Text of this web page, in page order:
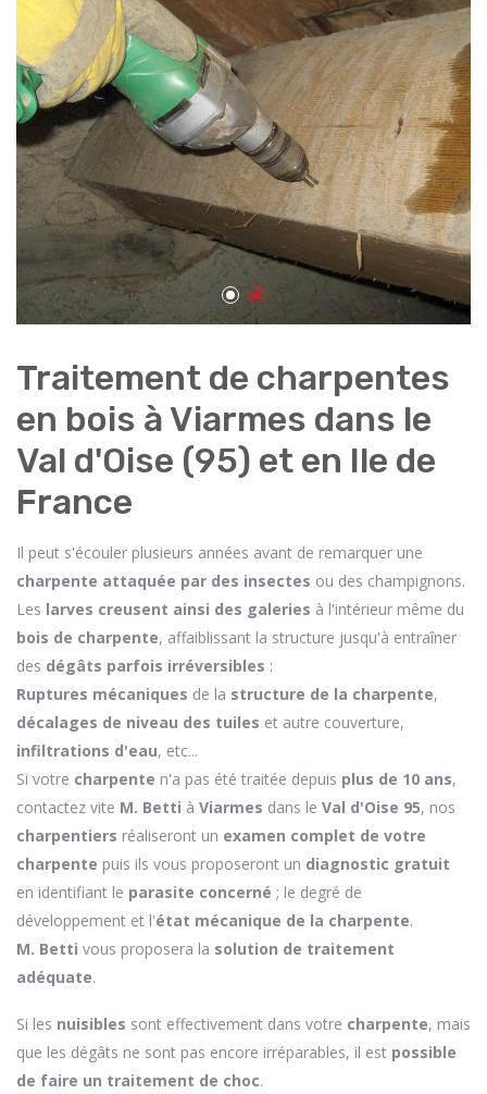
Traitement de charpentes
en bois à Viarmes dans le
Val d'Oise (95) et en Ile de
France
Il peut s'écouler plusieurs années avant de remarquer une
charpente attaquée par des insectes ou des champignons.
Les larves creusent ainsi des galeries à l'intérieur même du
bois de charpente, affaiblissant la structure jusqu'à entraîner
des dégâts parfois irréversibles :
Ruptures mécaniques de la structure de la charpente,
décalages de niveau des tuiles et autre couverture,
infiltrations d'eau, etc...
Si votre charpente n'a pas été traitée depuis plus de 10 ans,
contactez vite M. Betti à Viarmes dans le Val d'Oise 95, nos
charpentiers réaliseront un examen complet de votre
charpente puis ils vous proposeront un diagnostic gratuit
en identifiant le parasite concerné ; le degré de
développement et l'état mécanique de la charpente.
M. Betti vous proposera la solution de traitement
adéquate.
Si les nuisibles sont effectivement dans votre charpente, mais
que les dégâts ne sont pas encore irréparables, il est possible
de faire un traitement de choc.